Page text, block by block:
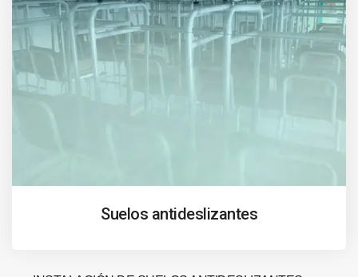
Suelos antideslizantes